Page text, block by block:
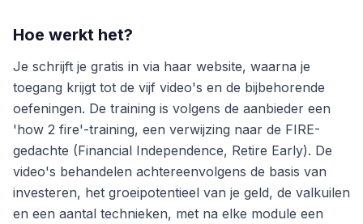
Hoe werkt het?
Je schrijft je gratis in via haar website, waarna je
toegang krijgt tot de vijf video's en de bijbehorende
oefeningen. De training is volgens de aanbieder een
'how 2 fire'-training, een verwijzing naar de FIRE-
gedachte (Financial Independence, Retire Early). De
video's behandelen achtereenvolgens de basis van
investeren, het groeipotentieel van je geld, de valkuilen
en een aantal technieken, met na elke module een